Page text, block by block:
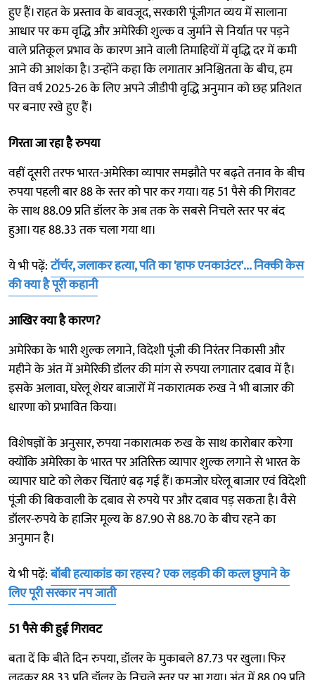
हुए हैं। राहत के प्रस्ताव के बावजूद, सरकारी पूंजीगत व्यय में सालाना
आधार पर कम वृद्धि और अमेरिकी शुल्क व जुर्माने से निर्यात पर पड़ने
वाले प्रतिकूल प्रभाव के कारण आने वाली तिमाहियों में वृद्धि दर में कमी
आने की आशंका है। उन्होंने कहा कि लगातार अनिश्चितता के बीच, हम
वित्त वर्ष 2025-26 के लिए अपने जीडीपी वृद्धि अनुमान को छह प्रतिशत
पर बनाए रखे हुए हैं।
गिरता जा रहा है रुपया
वहीं दूसरी तरफ भारत-अमेरिका व्यापार समझौते पर बढ़ते तनाव के बीच
रुपया पहली बार 88 के स्तर को पार कर गया। यह 51 पैसे की गिरावट
के साथ 88.09 प्रति डॉलर के अब तक के सबसे निचले स्तर पर बंद
हुआ। यह 88.33 तक चला गया था।
ये भी पढ़ें:टॉर्चर, जलाकर हत्या, पति का 'हाफ एनकाउंटर'... निक्की केस
की क्या है पूरी कहानी
आखिर क्या है कारण?
अमेरिका के भारी शुल्क लगाने, विदेशी पूंजी की निरंतर निकासी और
महीने के अंत में अमेरिकी डॉलर की मांग से रुपया लगातार दबाव में है।
इसके अलावा, घरेलू शेयर बाजारों में नकारात्मक रुख ने भी बाजार की
धारणा को प्रभावित किया।
विशेषज्ञों के अनुसार, रुपया नकारात्मक रुख के साथ कारोबार करेगा
क्योंकि अमेरिका के भारत पर अतिरिक्त व्यापार शुल्क लगाने से भारत के
व्यापार घाटे को लेकर चिंताएं बढ़ गई हैं। कमजोर घरेलू बाजार एवं विदेशी
पूंजी की बिकवाली के दबाव से रुपये पर और दबाव पड़ सकता है। वैसे
डॉलर-रुपये के हाजिर मूल्य के 87.90 से 88.70 के बीच रहने का
अनुमान है।
ये भी पढ़ें:बॉबी हत्याकांड का रहस्य? एक लड़की की कत्ल छुपाने के
लिए पूरी सरकार नप जाती
51 पैसे की हुई गिरावट
बता दें कि बीते दिन रुपया, डॉलर के मुकाबले 87.73 पर खुला। फिर